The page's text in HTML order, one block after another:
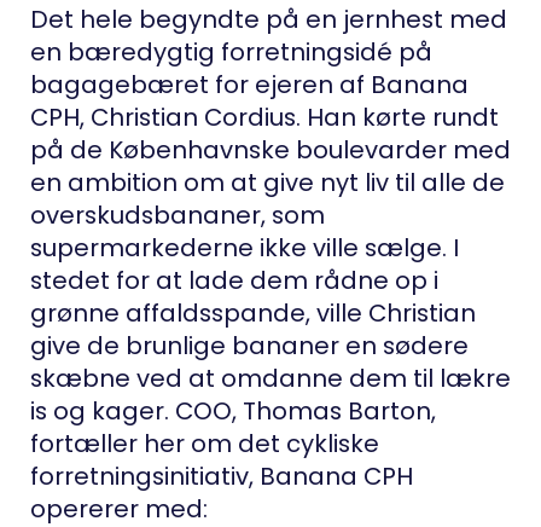
Det hele begyndte på en jernhest med
en bæredygtig forretningsidé på
bagagebæret for ejeren af Banana
CPH, Christian Cordius. Han kørte rundt
på de Københavnske boulevarder med
en ambition om at give nyt liv til alle de
overskudsbananer, som
supermarkederne ikke ville sælge. I
stedet for at lade dem rådne op i
grønne affaldsspande, ville Christian
give de brunlige bananer en sødere
skæbne ved at omdanne dem til lækre
is og kager. COO, Thomas Barton,
fortæller her om det cykliske
forretningsinitiativ, Banana CPH
opererer med: